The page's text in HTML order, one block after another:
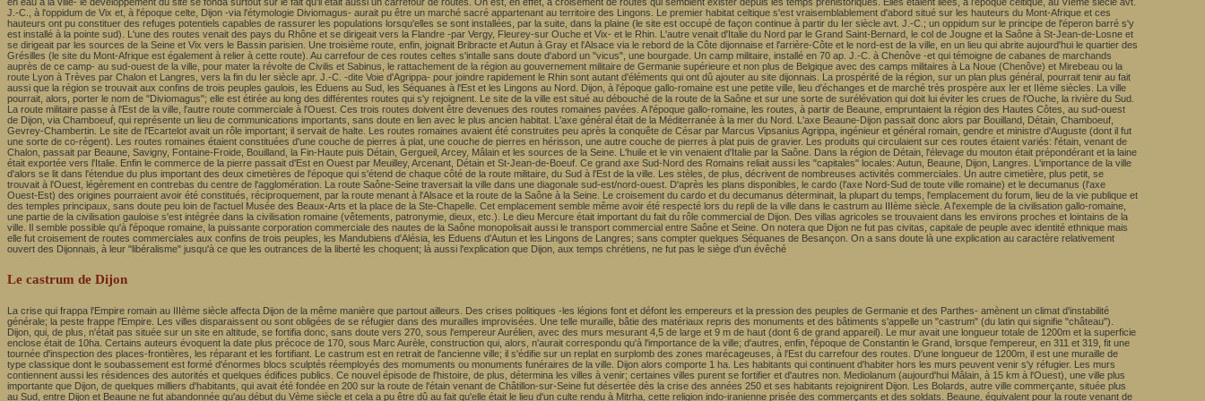
J.-C., à l'oppidum de Vix et, à l'époque celte, Dijon -via l'étymologie Diviomagus- aurait pu être un marché sacré appartenant au territoire des Lingons. Le premier habitat celtique s'est vraisemblablement d'abord situé sur les hauteurs du Mont-Afrique et ces
hauteurs ont pu constituer des refuges potentiels capables de rassurer les populations lorsqu'elles se sont installées, par la suite, dans la plaine (le site est occupé de façon continue à partir du Ier siècle avt. J.-C.; un oppidum sur le principe de l'éperon barré s'y
est installé à la pointe sud). L'une des routes venait des pays du Rhône et se dirigeait vers la Flandre -par Vergy, Fleurey-sur Ouche et Vix- et le Rhin. L'autre venait d'Italie du Nord par le Grand Saint-Bernard, le col de Jougne et la Saône à St-Jean-de-Losne et
se dirigeait par les sources de la Seine et Vix vers le Bassin parisien. Une troisième route, enfin, joignait Bribracte et Autun à Gray et l'Alsace via le rebord de la Côte dijonnaise et l'arrière-Côte et le nord-est de la ville, en un lieu qui abrite aujourd'hui le quartier des
Grésilles (le site du Mont-Afrique est également à relier à cette route). Au carrefour de ces routes celtes s'intalle sans doute d'abord un "vicus", une bourgade. Un camp militaire, installé en 70 ap. J.-C. à Chenôve -et qui témoigne de cabanes de marchands
auprès de ce camp- au sud-ouest de la ville, pour mater la révolte de Civilis et Sabinus, le rattachement de la région au gouvernement militaire de Germanie supérieure et non plus de Belgique avec des camps militaires à La Noue (Chenôve) et Mirebeau ou la
route Lyon à Trèves par Chalon et Langres, vers la fin du Ier siècle apr. J.-C. -dite Voie d'Agrippa- pour joindre rapidement le Rhin sont autant d'éléments qui ont dû ajouter au site dijonnais. La prospérité de la région, sur un plan plus général, pourrait tenir au fait
aussi que la région se trouvait aux confins de trois peuples gaulois, les Eduens au Sud, les Séquanes à l'Est et les Lingons au Nord. Dijon, à l'époque gallo-romaine est une petite ville, lieu d'échanges et de marché très prospère aux Ier et IIème siècles. La ville
pourrait, alors, porter le nom de "Diviomagus"; elle est étirée au long des différentes routes qui s'y rejoignent. Le site de la ville est situé au débouché de la route de la Saône et sur une sorte de surélévation qui doit lui éviter les crues de l'Ouche, la rivière du Sud.
La route militaire passe à l'Est de la ville, l'autre route commerciale à l'Ouest. Ces trois routes doivent être devenues des routes romaines pavées. A l'époque gallo-romaine, les routes, à partir de Beaune, empruntaient la région des Hautes Côtes, au sud-ouest
de Dijon, via Chamboeuf, qui représente un lieu de communications importants, sans doute en lien avec le plus ancien habitat. L'axe général était de la Méditerranée à la mer du Nord. L'axe Beaune-Dijon passait donc alors par Bouilland, Détain, Chamboeuf,
Gevrey-Chambertin. Le site de l'Ecartelot avait un rôle important; il servait de halte. Les routes romaines avaient été construites peu après la conquête de César par Marcus Vipsanius Agrippa, ingénieur et général romain, gendre et ministre d'Auguste (dont il fut
une sorte de co-régent). Les routes romaines étaient constituées d'une couche de pierres à plat, une couche de pierres en hérisson, une autre couche de pierres à plat puis de gravier. Les produits qui circulaient sur ces routes étaient variés: l'étain, venant de
Chalon, passait par Beaune, Savigny, Fontaine-Froide, Bouilland, la Fin-Haute puis Détain, Gergueil, Arcey, Mâlain et les sources de la Seine. L'huile et le vin venaient d'Italie par la Saône. Dans la région de Détain, l'élevage du mouton était prépondérant et la laine
était exportée vers l'Italie. Enfin le commerce de la pierre passait d'Est en Ouest par Meuilley, Arcenant, Détain et St-Jean-de-Boeuf. Ce grand axe Sud-Nord des Romains reliait aussi les "capitales" locales: Autun, Beaune, Dijon, Langres. L'importance de la ville
d'alors se lit dans l'étendue du plus important des deux cimetières de l'époque qui s'étend de chaque côté de la route militaire, du Sud à l'Est de la ville. Les stèles, de plus, décrivent de nombreuses activités commerciales. Un autre cimetière, plus petit, se
trouvait à l'Ouest, légèrement en contrebas du centre de l'agglomération. La route Saône-Seine traversait la ville dans une diagonale sud-est/nord-ouest. D'après les plans disponibles, le cardo (l'axe Nord-Sud de toute ville romaine) et le decumanus (l'axe
Ouest-Est) des origines pourraient avoir été constitués, réciproquement, par la route menant à l'Alsace et la route de la Saône à la Seine. Le croisement du cardo et du decumanus déterminait, la plupart du temps, l'emplacement du forum, lieu de la vie publique et
des temples principaux, sans doute peu loin de l'actuel Musée des Beaux-Arts et la place de la Ste-Chapelle. Cet emplacement semble même avoir été respecté lors du repli de la ville dans le castrum au IIIème siècle. A l'exemple de la civilisation gallo-romaine,
une partie de la civilisation gauloise s'est intégrée dans la civilisation romaine (vêtements, patronymie, dieux, etc.). Le dieu Mercure était important du fait du rôle commercial de Dijon. Des villas agricoles se trouvaient dans les environs proches et lointains de la
ville. Il semble possible qu'à l'époque romaine, la puissante corporation commerciale des nautes de la Saône monopolisait aussi le transport commercial entre Saône et Seine. On notera que Dijon ne fut pas civitas, capitale de peuple avec identité ethnique mais
elle fut croisement de routes commerciales aux confins de trois peuples, les Mandubiens d'Alésia, les Eduens d'Autun et les Lingons de Langres; sans compter quelques Séquanes de Besançon. On a sans doute là une explication au caractère relativement
ouvert des Dijonnais, à leur "libéralisme" jusqu'à ce que les outrances de la liberté les choquent; là aussi l'explication que Dijon, aux temps chrétiens, ne fut pas le siège d'un évêché
Le castrum de Dijon
La crise qui frappa l'Empire romain au IIIème siècle affecta Dijon de la même manière que partout ailleurs. Des crises politiques -les légions font et défont les empereurs et la pression des peuples de Germanie et des Parthes- amènent un climat d'instabilité
générale; la peste frappe l'Empire. Les villes disparaissent ou sont obligées de se réfugier dans des murailles improvisées. Une telle muraille, bâtie des matériaux repris des monuments et des bâtiments s'appelle un "castrum" (du latin qui signifie "château").
Dijon, qui, de plus, n'était pas située sur un site en altitude, se fortifia donc, sans doute vers 270, sous l'empereur Aurélien, avec des murs mesurant 4,5 de large et 9 m de haut (dont 6 de grand appareil). Le mur avait une longueur totale de 1200m et la superficie
enclose était de 10ha. Certains auteurs évoquent la date plus précoce de 170, sous Marc Aurèle, construction qui, alors, n'aurait correspondu qu'à l'importance de la ville; d'autres, enfin, l'époque de Constantin le Grand, lorsque l'empereur, en 311 et 319, fit une
tournée d'inspection des places-frontières, les réparant et les fortifiant. Le castrum est en retrait de l'ancienne ville; il s'édifie sur un replat en surplomb des zones marécageuses, à l'Est du carrefour des routes. D'une longueur de 1200m, il est une muraille de
type classique dont le soubassement est formé d'énormes blocs sculptés réemployés des momuments ou monuments funéraires de la ville. Dijon alors comporte 1 ha. Les habitants qui continuent d'habiter hors les murs peuvent venir s'y réfugier. Les murs
contiennent aussi les résidences des autorités et quelques édifices publics. Ce nouvel épisode de l'histoire, de plus, détermina les villes à venir; certaines villes purent se fortifier et d'autres non. Mediolanum (aujourd'hui Mâlain, à 15 km à l'Ouest), une ville plus
importante que Dijon, de quelques milliers d'habitants, qui avait été fondée en 200 sur la route de l'étain venant de Châtillon-sur-Seine fut désertée dès la crise des années 250 et ses habitants rejoignirent Dijon. Les Bolards, autre ville commerçante, située plus
au Sud, entre Dijon et Beaune ne fut abandonnée qu'au début du Vème siècle et cela a pu être dû au fait qu'elle était le lieu d'un culte rendu à Mitrha, cette religion indo-iranienne prisée des commerçants et des soldats. Beaune, équivalent pour la route venant de